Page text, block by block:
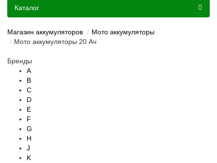
Каталог
Магазин аккумуляторов
Мото аккумуляторы
Мото аккумуляторы 20 Ач
Бренды
A
B
C
D
E
F
G
H
J
K